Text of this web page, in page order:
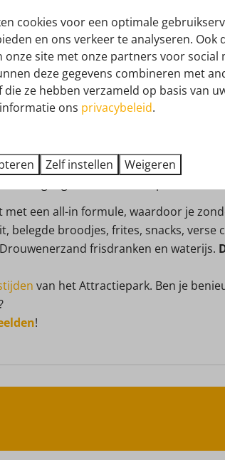
waterkoker
Ligging
Aan de bosrand
Vrijstaand
Veiligheid
Brandblusser
zoveel keuze...
Vakantiepark Drouwenerzand,
Alle huizen zijn volledig ingericht en
Voor ieders wensen zijn er
alle mogelijkheden!
(april t/m oktober)
de toegang tot het Attractiepark!
een all-in formule, waardoor je
belegde broodjes, frites, snacks, verse
frisdranken en waterijs.
van het Attractiepark. Ben je
!
cookies voor een optimale
en ons verkeer te analyseren. Ook
onze site met onze partners voor social
deze gegevens combineren met
ze hebben verzameld op basis van
ons privacybeleid.
Zelf instellen Weigeren